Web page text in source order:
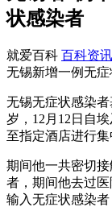
状感染者
就爱百科 百科资讯
无锡新增一例无
无锡无症状感染
岁，12月12日自
至指定酒店进行集
期间他一共密切
者，期间他去过
输入无症状感染